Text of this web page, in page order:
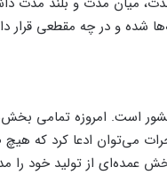
شده و در چه مقطعی قرار
است. امروزه تمامی
می‌توان ادعا کرد که هیچ
عمده‌ای از تولید خود را